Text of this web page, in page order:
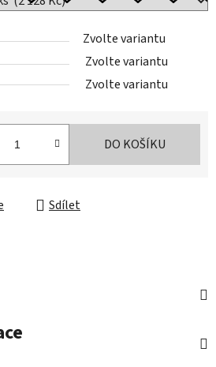
Zvolte variantu
Zvolte variantu
Zvolte variantu
DO KOŠÍKU
Sdílet